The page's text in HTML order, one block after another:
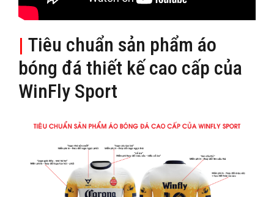
| Tiêu chuẩn sản phẩm áo
bóng đá thiết kế cao cấp của
WinFly Sport